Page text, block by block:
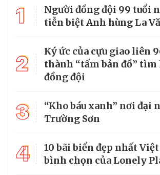
1
Người đồng đội 99 tuổi
tiễn biệt Anh hùng La
2
Ký ức của cựu giao liên
thành “tấm bản đồ” tìm
đồng đội
3
“Kho báu xanh” nơi đại
Trường Sơn
4
10 bãi biển đẹp nhất
bình chọn của Lonely